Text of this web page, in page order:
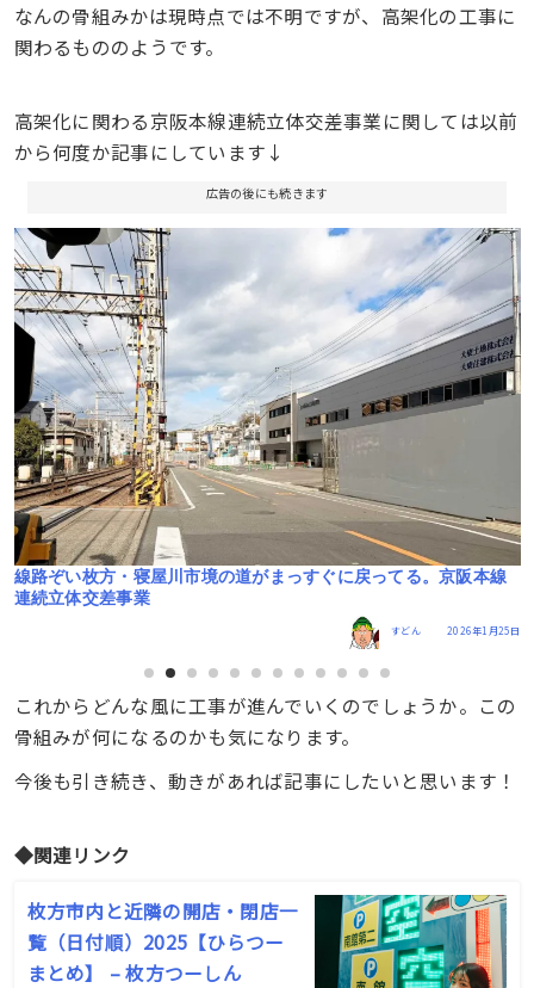
なんの骨組みかは現時点では不明ですが、高架化の工事に
関わるもののようです。
高架化に関わる京阪本線連続立体交差事業に関しては以前
から何度か記事にしています↓
広告の後にも続きます
香里園仮駅舎への連絡通路ができてきてる。京阪本線連続立体交
差事業
すどん 2025年11月25日
これからどんな風に工事が進んでいくのでしょうか。この
骨組みが何になるのかも気になります。
今後も引き続き、動きがあれば記事にしたいと思います！
◆関連リンク
枚方市内と近隣の開店・閉店一
覧（日付順）2025【ひらつー
まとめ】 – 枚方つーしん